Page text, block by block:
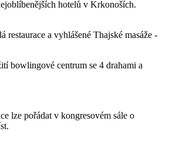
hotelů v Krkonoších.
restaurace a vyhlášené Thajské masáže -
bowlingové centrum se 4 drahami a
lze pořádat v kongresovém sále o